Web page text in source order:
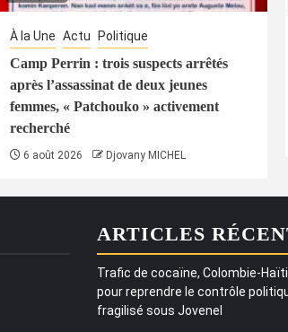
À la Une Actu Politique
Camp Perrin : trois suspects arrêtés
après l’assassinat de deux jeunes
femmes, « Patchouko » activement
recherché
6 août 2026 Djovany MICHEL
ARTICLES
Trafic de cocaïne, Colombie-
pour reprendre le contrôle
fragilisé sous Jovenel